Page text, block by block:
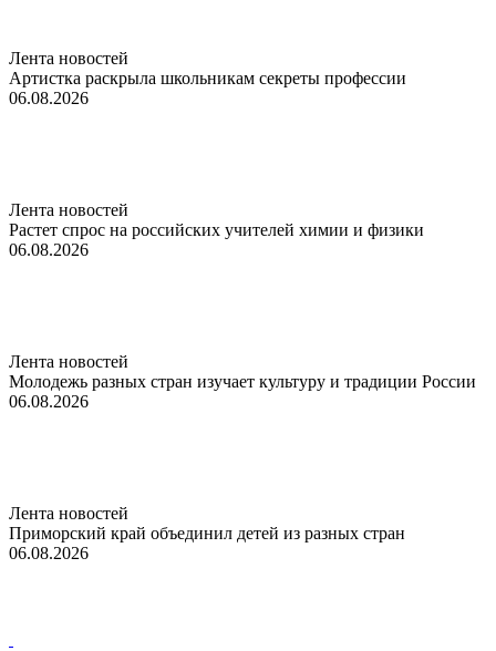
Лента новостей
Артистка раскрыла школьникам секреты профессии
06.08.2026
Лента новостей
Растет спрос на российских учителей химии и физики
06.08.2026
Лента новостей
Молодежь разных стран изучает культуру и традиции России
06.08.2026
Лента новостей
Приморский край объединил детей из разных стран
06.08.2026